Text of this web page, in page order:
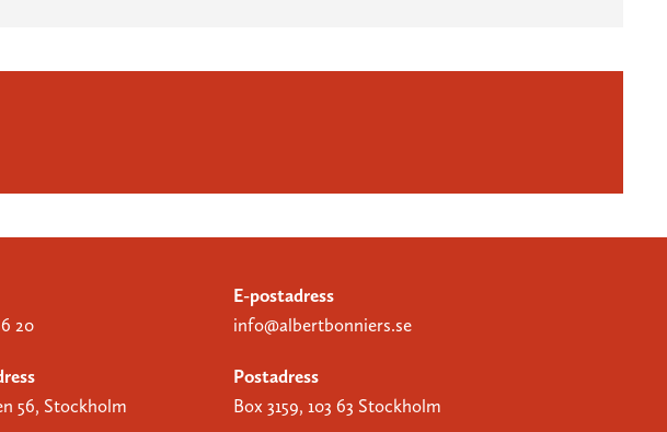
20
E-postadress
info@albertbonniers.se
56, Stockholm
Postadress
Box 3159, 103 63 Stockholm